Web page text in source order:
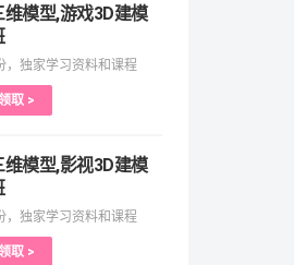
维模型,游戏3D建模
，独家学习资料和课程
取 >
维模型,影视3D建模
，独家学习资料和课程
取 >